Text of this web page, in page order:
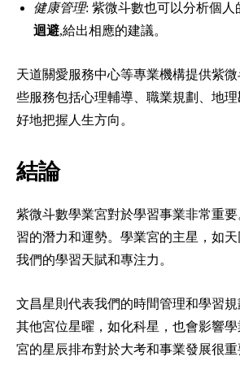
健康管理: 紫微斗數也可以分析個人
迴避,給出相應的建議。
天道關愛服務中心等專業機構提供紫
些服務包括心理輔導、職業規劃、地
好地把握人生方向。
結論
紫微斗數學業宮對於學習事業非常重
習的潛力和運勢。學業宮的主星，如
我們的學習天賦和專注力。
文昌星則代表我們的時間管理和學習
其他宮位星曜，如化科星，也會影響
宮的星辰排布對於大考和事業發展很重